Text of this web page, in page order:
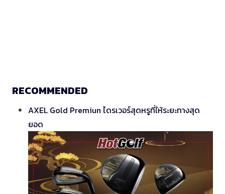
RECOMMENDED
AXEL Gold Premiun ไดรเวอร์สุดหรูที่ให้ระยะทางสุด
ยอด